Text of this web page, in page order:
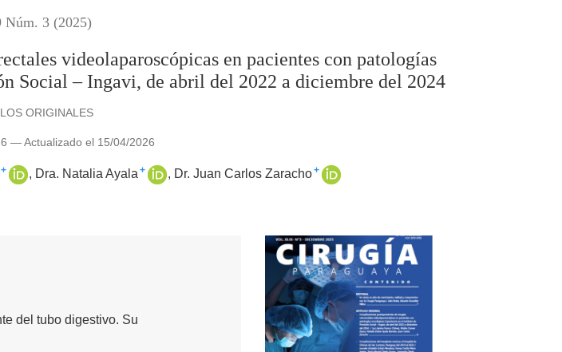
Núm. 3 (2025)
videolaparoscópicas en pacientes con patologías
Social – Ingavi, de abril del 2022 a diciembre del 2024
ORIGINALES
— Actualizado el 15/04/2026
+ Dra. Natalia Ayala + Dr. Juan Carlos Zaracho+
del tubo digestivo. Su